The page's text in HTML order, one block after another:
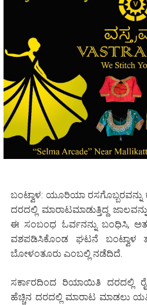
ಬಂಟ್ವಾಳ: ಯೂರಿಯಾ ರಸಗೊಬ್ಬರವನ್ನು
ದರದಲ್ಲಿ ಮಾರಾಟಮಾಡುತ್ತಿದ್ದ
ಈ ಸಂಬಂಧ ಓರ್ವನನ್ನು ಬಂಧಿಸಿ,
ವಶಪಡಿಸಿಕೊಂಡ ಘಟನೆ ಬಂಟ್ವಾಳ
ಬೋಳಂತೂರು ಎಂಬಲ್ಲಿ ನಡೆದಿದೆ.
ಸರ್ಕಾರದಿಂದ ರಿಯಾಯಿತಿ ದರದಲ್ಲಿ
ಹೆಚ್ಚಿನ ದರದಲ್ಲಿ ಮಾರಾಟ ಮಾಡಲು